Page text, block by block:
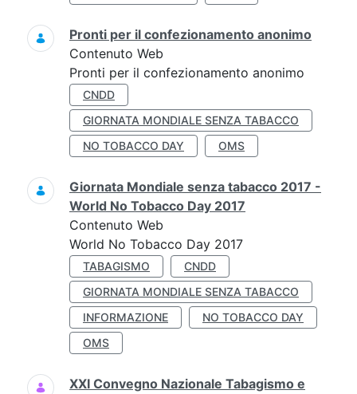
Pronti per il confezionamento anonimo
Contenuto Web
Pronti per il confezionamento anonimo
CNDD
GIORNATA MONDIALE SENZA TABACCO
NO TOBACCO DAY
OMS
Giornata Mondiale senza tabacco 2017 -
World No Tobacco Day 2017
Contenuto Web
World No Tobacco Day 2017
TABAGISMO
CNDD
GIORNATA MONDIALE SENZA TABACCO
INFORMAZIONE
NO TOBACCO DAY
OMS
XXI Convegno Nazionale Tabagismo e